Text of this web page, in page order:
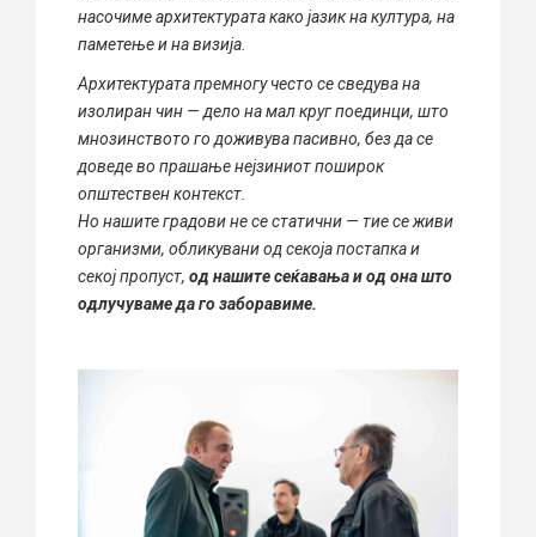
насочиме архитектурата како јазик на култура, на
паметење и на визија.
Архитектурата премногу често се сведува на
изолиран чин — дело на мал круг поединци, што
мнозинството го доживува пасивно, без да се
доведе во прашање нејзиниот поширок
општествен контекст.
Но нашите градови не се статични — тие се живи
организми, обликувани од секоја постапка и
секој пропуст, од нашите сеќавања и од она што
одлучуваме да го заборавиме.